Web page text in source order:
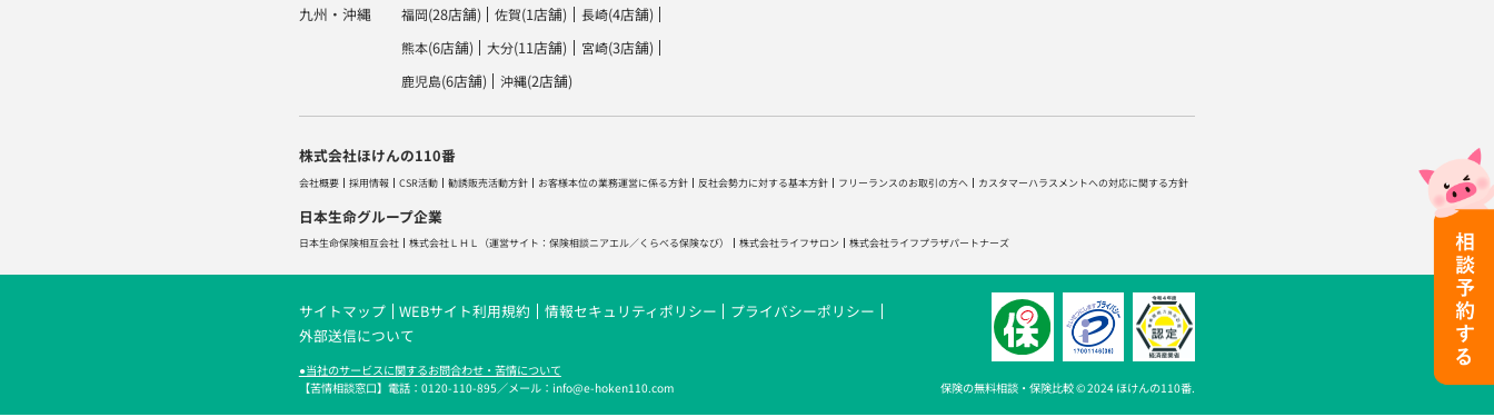
九州・沖縄
福岡(28店舗) 佐賀(1店舗) 長崎(4店舗)
熊本(6店舗) 大分(11店舗) 宮崎(3店舗)
鹿児島(6店舗) 沖縄(2店舗)
株式会社ほけんの110番
会社概要 採用情報 CSR活動 勧誘販売活動方針 お客様本位の業務運営に係る方針 反社会勢力に対する基本方針 フリーランスのお取引の方へ カスタマーハラスメントへの対応に関する方針
日本生命グループ企業
日本生命保険相互会社 株式会社ＬＨＬ （運営サイト： 保険相談ニアエル／くらべる保険なび） 株式会社ライフサロン 株式会社ライフプラザパートナーズ
サイトマップ WEBサイト利用規約 情報セキュリティポリシー
プライバシーポリシー
外部送信について
●当社のサービスに関するお問合わせ・苦情について
【苦情相談窓口】電話：0120-110-895／メール：info@e-hoken110.com
保険の無料相談・保険比較 © 2024 ほけんの110番.